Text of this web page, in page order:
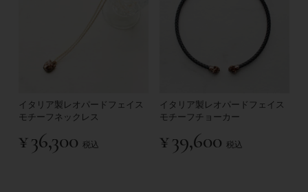
イタリア製レオパードフェイス
モチーフネックレス
¥36,300 税込
イタリア製レオパードフェイス
モチーフチョーカー
¥39,600 税込